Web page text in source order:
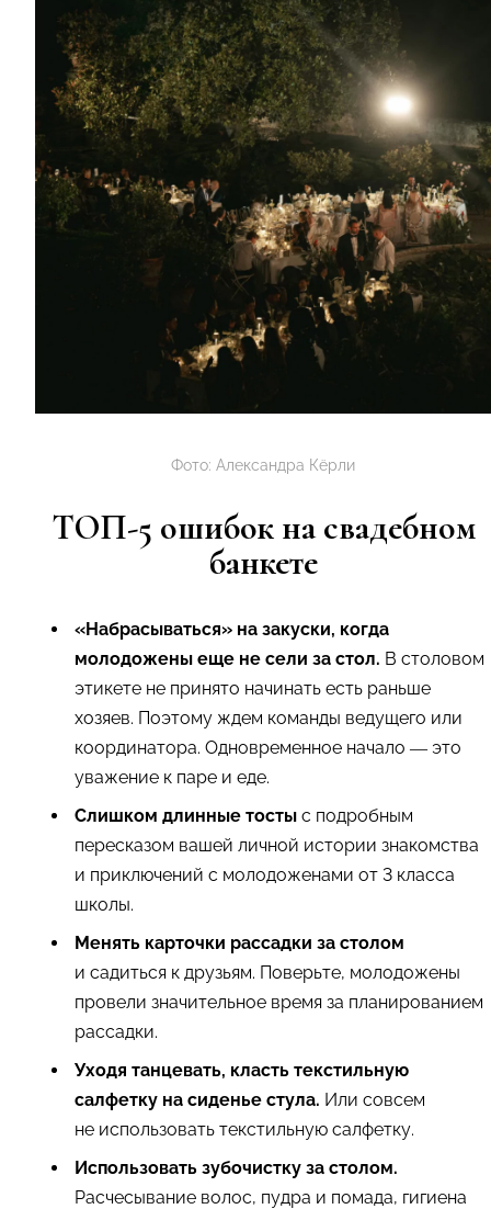
Фото: Александра Кёрли
ТОП-5 ошибок на свадебном
банкете
«Набрасываться» на закуски, когда
молодожены еще не сели за стол. В столовом
этикете не принято начинать есть раньше
хозяев. Поэтому ждем команды ведущего или
координатора. Одновременное начало — это
уважение к паре и еде.
Слишком длинные тосты с подробным
пересказом вашей личной истории знакомства
и приключений с молодоженами от 3 класса
школы.
Менять карточки рассадки за столом
и садиться к друзьям. Поверьте, молодожены
провели значительное время за планированием
рассадки.
Уходя танцевать, класть текстильную
салфетку на сиденье стула. Или совсем
не использовать текстильную салфетку.
Использовать зубочистку за столом.
Расчесывание волос, пудра и помада, гигиена